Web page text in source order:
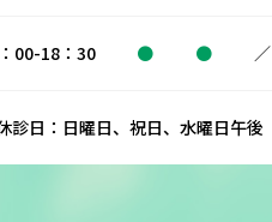
00-18：30 ● ● ／
診日：日曜日、祝日、水曜日午後